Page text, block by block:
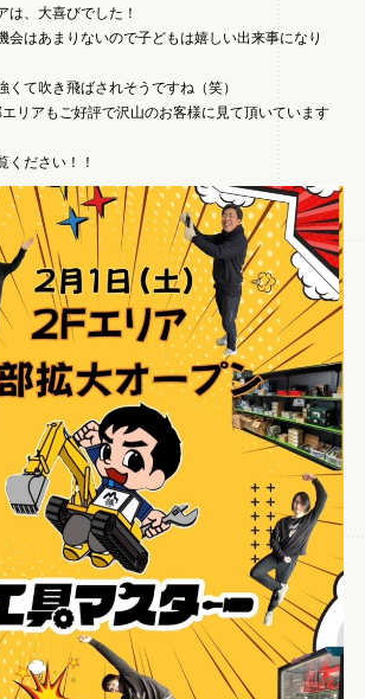
は、大喜びでした！
会はあまりないので子どもは嬉しい出来事になり
くて吹き飛ばされそうですね（笑）
リアもご好評で沢山のお客様に見て頂いています
ください！！